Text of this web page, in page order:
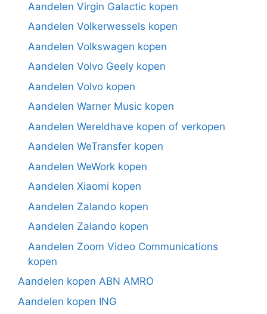
Aandelen Virgin Galactic kopen
Aandelen Volkerwessels kopen
Aandelen Volkswagen kopen
Aandelen Volvo Geely kopen
Aandelen Volvo kopen
Aandelen Warner Music kopen
Aandelen Wereldhave kopen of verkopen
Aandelen WeTransfer kopen
Aandelen WeWork kopen
Aandelen Xiaomi kopen
Aandelen Zalando kopen
Aandelen Zalando kopen
Aandelen Zoom Video Communications
kopen
Aandelen kopen ABN AMRO
Aandelen kopen ING